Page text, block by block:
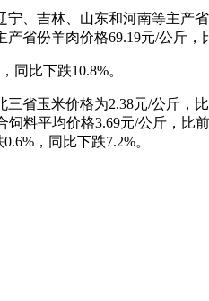
、吉林、山东和河南等主产
省份羊肉价格69.19元/公斤，
同比下跌10.8%。
省玉米价格为2.38元/公斤，
料平均价格3.69元/公斤，比
，同比下跌7.2%。